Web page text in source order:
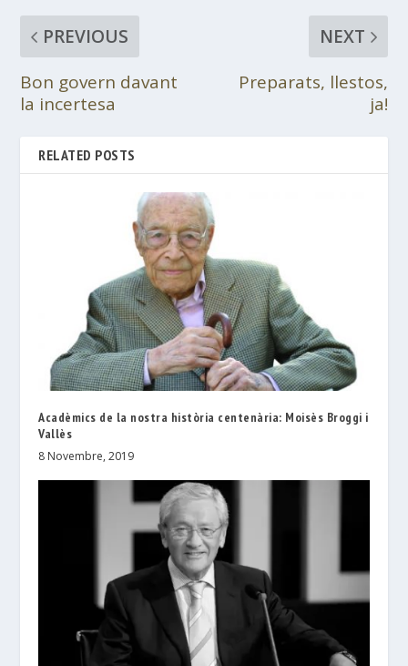
PREVIOUS
Bon govern davant
la incertesa
NEXT
Preparats, llestos,
ja!
RELATED POSTS
Acadèmics de la nostra història centenària: Moisès Broggi i
Vallès
8 Novembre, 2019